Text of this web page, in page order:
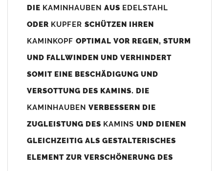
800mm x 740-800mm angefertigt (siehe Bild/Zeichnung unten).
angefertigt werden (bitte anfragen).
(siehe Bild/Zeichnung unten) angefertigt. Sollten die Bohrungen
nicht passen dann bitte "ohne"Bohrungen (Auswahlfeld)
bis 500mm Kaminbreite: Abstand vom Kaminrand ca.
80mm
DIE KAMINHAUBEN AUS EDELSTAHL
ODER KUPFER SCHÜTZEN IHREN
KAMINKOPF OPTIMAL VOR REGEN, STURM
UND FALLWINDEN UND VERHINDERT
SOMIT EINE BESCHÄDIGUNG UND
VERSOTTUNG DES KAMINS. DIE
KAMINHAUBEN VERBESSERN DIE
ZUGLEISTUNG DES KAMINS UND DIENEN
GLEICHZEITIG ALS GESTALTERISCHES
ELEMENT ZUR VERSCHÖNERUNG DES